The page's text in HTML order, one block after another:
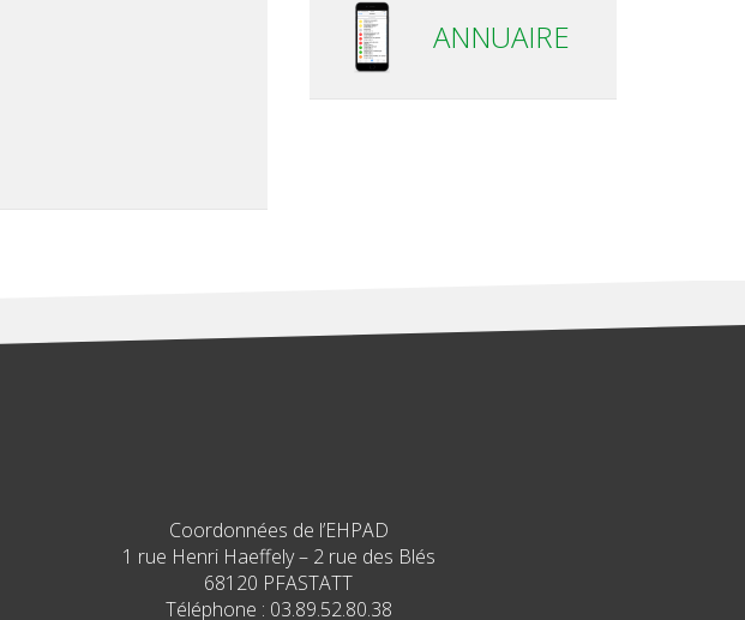
ANNUAIRE
Coordonnées de l’EHPAD
1 rue Henri Haeffely – 2 rue des Blés
68120 PFASTATT
Téléphone : 03.89.52.80.38